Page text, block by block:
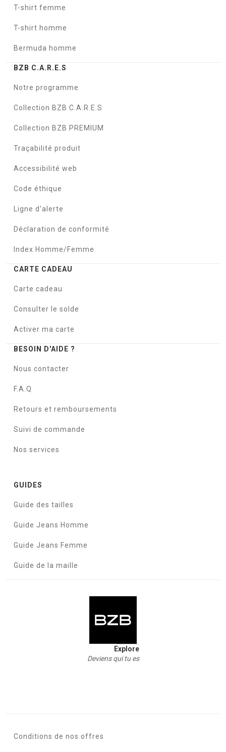
T-shirt femme
T-shirt homme
Bermuda homme
BZB C.A.R.E.S
Notre programme
Collection BZB C.A.R.E.S
Collection BZB PREMIUM
Traçabilité produit
Accessibilité web
Code éthique
Ligne d'alerte
Déclaration de conformité
Index Homme/Femme
CARTE CADEAU
Carte cadeau
Consulter le solde
Activer ma carte
BESOIN D'AIDE ?
Nous contacter
F.A.Q
Retours et remboursements
Suivi de commande
Nos services
GUIDES
Guide des tailles
Guide Jeans Homme
Guide Jeans Femme
Guide de la maille
Explore
Deviens qui tu es
Conditions de nos offres